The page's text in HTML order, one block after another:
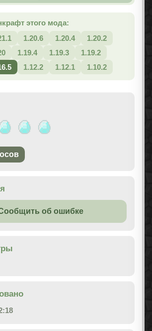
этого мода:
1.20.6 1.20.4
1.20.2
1.19.4 1.19.3
1.19.2
1.12.2 1.12.1 1.10.2
об ошибке